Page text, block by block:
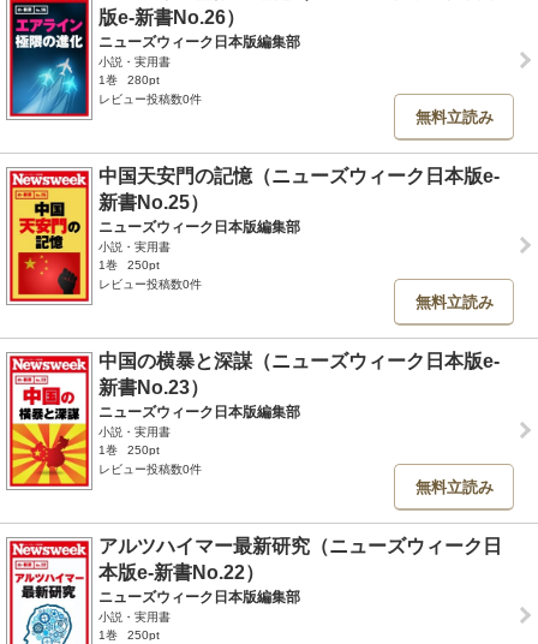
版e-新書No.26）
ニューズウィーク日本版編集部
小説・実用書
1巻
280pt
レビュー投稿数0件
無料立読み
中国天安門の記憶（ニューズウィーク日本版e-
新書No.25）
ニューズウィーク日本版編集部
小説・実用書
1巻
250pt
レビュー投稿数0件
無料立読み
中国の横暴と深謀（ニューズウィーク日本版e-
新書No.23）
ニューズウィーク日本版編集部
小説・実用書
1巻
250pt
レビュー投稿数0件
無料立読み
アルツハイマー最新研究（ニューズウィーク日
本版e-新書No.22）
ニューズウィーク日本版編集部
小説・実用書
1巻
250pt